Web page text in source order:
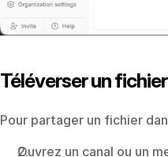
Téléverser un fichier
Pour partager un fichier
Ouvrez un canal ou un